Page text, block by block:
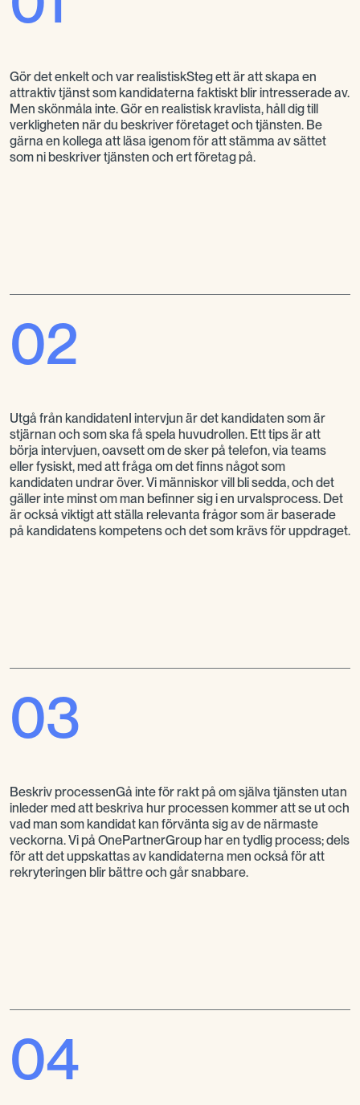
Gör det enkelt och var realistiskSteg ett är att skapa en
attraktiv tjänst som kandidaterna faktiskt blir intresserade av.
Men skönmåla inte. Gör en realistisk kravlista, håll dig till
verkligheten när du beskriver företaget och tjänsten. Be
gärna en kollega att läsa igenom för att stämma av sättet
som ni beskriver tjänsten och ert företag på.
02
Utgå från kandidatenI intervjun är det kandidaten som är
stjärnan och som ska få spela huvudrollen. Ett tips är att
börja intervjuen, oavsett om de sker på telefon, via teams
eller fysiskt, med att fråga om det finns något som
kandidaten undrar över. Vi människor vill bli sedda, och det
gäller inte minst om man befinner sig i en urvalsprocess. Det
är också viktigt att ställa relevanta frågor som är baserade
på kandidatens kompetens och det som krävs för uppdraget.
03
Beskriv processenGå inte för rakt på om själva tjänsten utan
inleder med att beskriva hur processen kommer att se ut och
vad man som kandidat kan förvänta sig av de närmaste
veckorna. Vi på OnePartnerGroup har en tydlig process; dels
för att det uppskattas av kandidaterna men också för att
rekryteringen blir bättre och går snabbare.
04